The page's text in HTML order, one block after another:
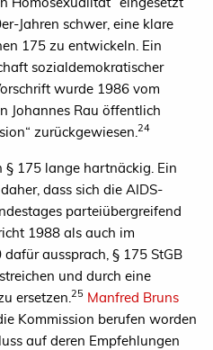
Jahren schwer, eine klare
175 zu entwickeln. Ein
sozialdemokratischer
wurde 1986 vom
Johannes Rau öffentlich
zurückgewiesen. 24
§ 175 lange hartnäckig. Ein
dass sich die AIDS-
parteiübergreifend
1988 als auch im
aussprach, § 175 StGB
und durch eine
ersetzen. 25 Manfred Bruns
Kommission berufen worden
auf deren Empfehlungen